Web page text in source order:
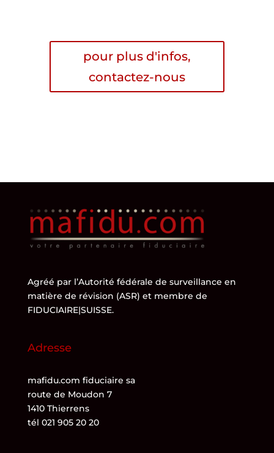
pour plus d'infos,
contactez-nous
Agréé par l’Autorité fédérale de surveillance en
matière de révision (ASR) et membre de
FIDUCIAIRE|SUISSE.
Adresse
mafidu.com fiduciaire sa
route de Moudon 7
1410 Thierrens
tél 021 905 20 20